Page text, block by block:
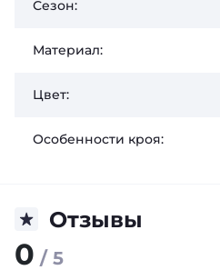
Сезон:
Материал:
Цвет:
Особенности кроя:
Отзывы
0 / 5